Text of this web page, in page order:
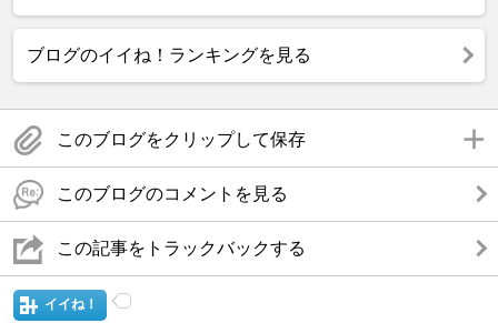
ブログのイイね！ランキングを見る
このブログをクリップして保存
このブログのコメントを見る
この記事をトラックバックする
イイね！